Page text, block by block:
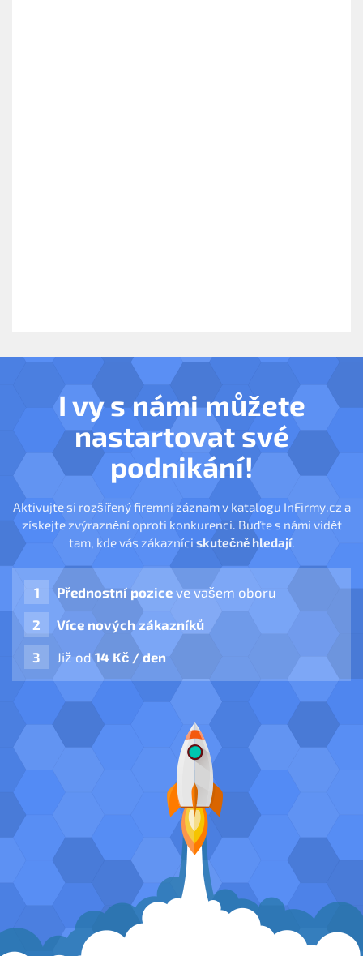
I vy s námi můžete
nastartovat své
podnikání!
Aktivujte si rozšířený firemní záznam v katalogu InFirmy.cz a
získejte zvýraznění oproti konkurenci. Buďte s námi vidět
tam, kde vás zákazníci skutečně hledají.
Přednostní pozice ve vašem oboru
Více nových zákazníků
Již od14 Kč / den